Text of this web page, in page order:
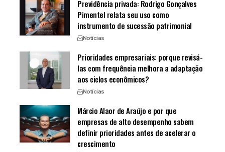
Previdência privada: Rodrigo Gonçalves
Pimentel relata seu uso como
instrumento de sucessão patrimonial
Notícias
Prioridades empresariais: porque revisá-
las com frequência melhora a adaptação
aos ciclos econômicos?
Notícias
Márcio Alaor de Araújo e por que
empresas de alto desempenho sabem
definir prioridades antes de acelerar o
crescimento